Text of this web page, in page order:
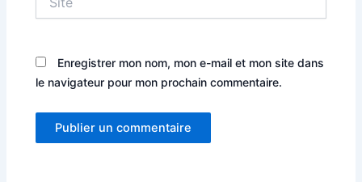
Enregistrer mon nom, mon e-mail et mon site dans
le navigateur pour mon prochain commentaire.